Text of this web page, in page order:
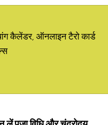
कैलेंडर, ऑनलाइन टैरो कार्ड